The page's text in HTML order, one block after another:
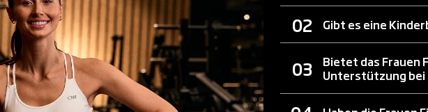
Gibt es eine
Bietet das Frauen
Unterstützung bei